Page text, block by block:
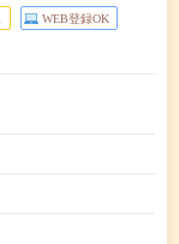
WEB登録OK